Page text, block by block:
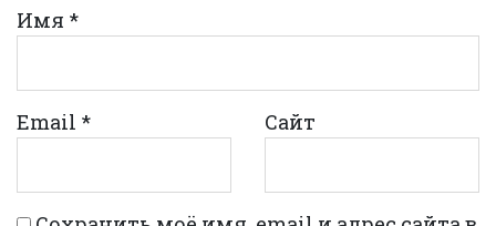
Имя *
Email * Сайт